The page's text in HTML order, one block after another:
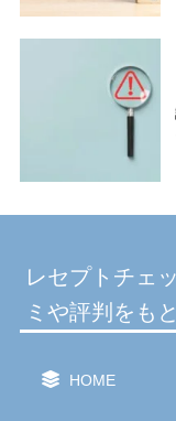
レセプトチェ
ミや評判をも
HOME